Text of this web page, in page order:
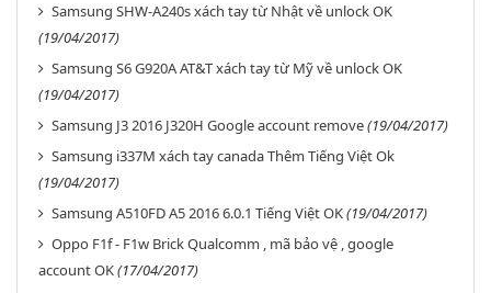
Samsung SHW-A240s xách tay từ Nhật về unlock OK
(19/04/2017)
Samsung S6 G920A AT&T xách tay từ Mỹ về unlock OK
(19/04/2017)
Samsung J3 2016 J320H Google account remove(19/04/2017)
Samsung i337M xách tay canada Thêm Tiếng Việt Ok
(19/04/2017)
Samsung A510FD A5 2016 6.0.1 Tiếng Việt OK(19/04/2017)
Oppo F1f - F1w Brick Qualcomm , mã bảo vệ , google
account OK(17/04/2017)